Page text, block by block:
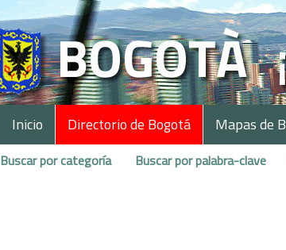
Inicio Directorio de Bogotá Mapas de
Buscar por categoría Buscar por palabra-clave